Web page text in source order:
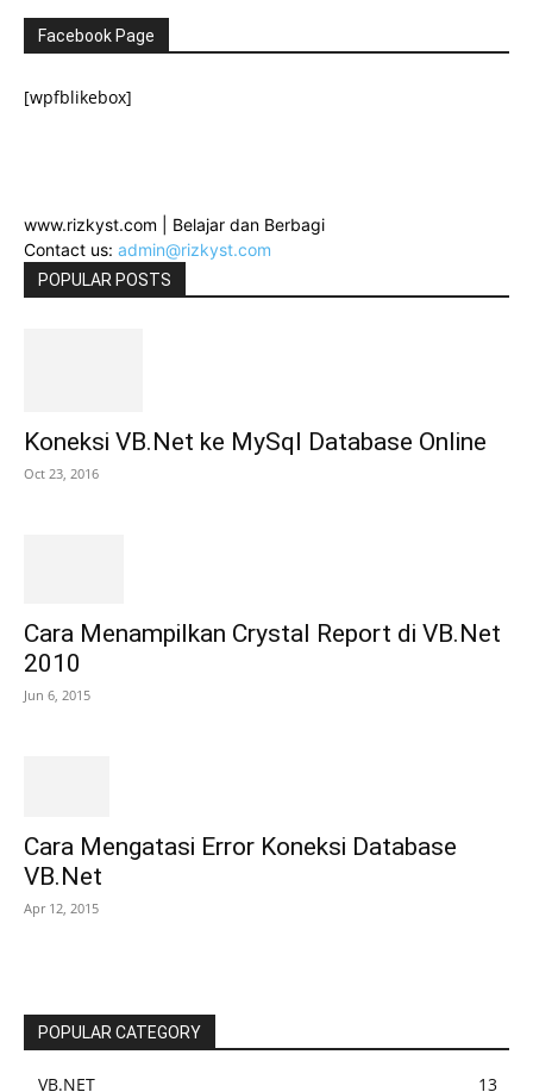
Facebook Page
[wpfblikebox]
www.rizkyst.com | Belajar dan Berbagi
Contact us: admin@rizkyst.com
POPULAR POSTS
Koneksi VB.Net ke MySql Database Online
Oct 23, 2016
Cara Menampilkan Crystal Report di VB.Net
2010
Jun 6, 2015
Cara Mengatasi Error Koneksi Database
VB.Net
Apr 12, 2015
POPULAR CATEGORY
VB.NET 13